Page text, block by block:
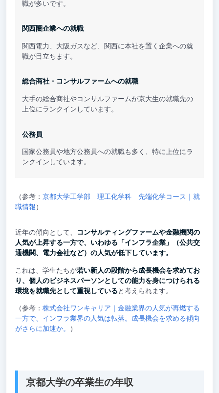
職が多いです。
関西圏企業への就職
関西電力、大阪ガスなど、関西に本社を置く企業への就
職が目立ちます。
総合商社・コンサルファームへの就職
大手の総合商社やコンサルファームが京大生の就職先の
上位にランクインしています。
公務員
国家公務員や地方公務員への就職も多く、特に上位にラ
ンクインしています。
（参考： 京都大学工学部 理工化学科 先端化学コース｜就
職情報）
近年の傾向として、
コンサルティングファームや金融機関の
人気が上昇する一方で、いわゆる「インフラ企業」（公共交
通機関、電力会社など）の人気が低下しています。
これは、学生たちが若い新人の段階から成長機会を求めてお
り、個人のビジネスパーソンとしての能力を身につけられる
環境を就職先として重視していると考えられます。
（参考： 株式会社ワンキャリア｜金融業界の人気が再燃する
一方で、インフラ業界の人気は転落。成長機会を求める傾向
がさらに加速か。
）
京都大学の卒業生の年収